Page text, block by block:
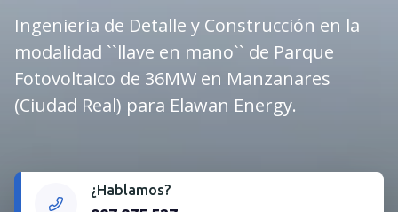
Ingenieria de Detalle y Construcción en la
modalidad ``llave en mano`` de Parque
Fotovoltaico de 36MW en Manzanares
(Ciudad Real) para Elawan Energy.
¿Hablamos?